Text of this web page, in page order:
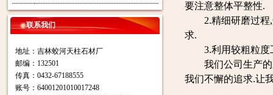
联系我们
地址：吉林蛟河天柱石材厂
邮编：132501
传真：0432-67188555
账号：64001201010017248
要注意整体平整性.
2.精细研磨过程,
求.
3.利用较粗粒度工
我们公司生产的
我们不懈的追求.让